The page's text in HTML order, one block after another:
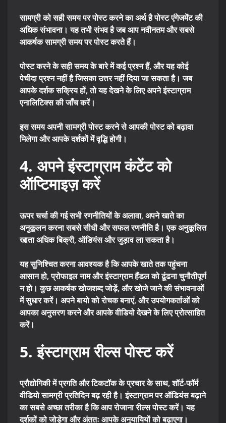
सामग्री को सही समय पर पोस्ट करने का अर्थ है पोस्ट एंगेजमेंट की
अधिक संभावना। यह तभी संभव है जब आप नवीनतम और सबसे
आकर्षक सामग्री समय पर पोस्ट करते हैं।
पोस्ट करने के सही समय के बारे में कई प्रश्न हैं, और यह कोई
पेचीदा प्रश्न नहीं है जिसका उत्तर नहीं दिया जा सकता है। जब
आपके दर्शक सक्रिय हों, तो यह देखने के लिए अपने इंस्टाग्राम
एनालिटिक्स की जाँच करें।
इस समय अपनी सामग्री पोस्ट करने से आपकी पोस्ट को बढ़ावा
मिलेगा और आपके दर्शकों में वृद्धि होगी।
4. अपने इंस्टाग्राम कंटेंट को
ऑप्टिमाइज़ करें
ऊपर चर्चा की गई सभी रणनीतियों के अलावा, अपने खाते का
अनुकूलन करना सबसे सीधी और सफल रणनीति है। एक अनुकूलित
खाता अधिक बिक्री, ऑडियंस और जुड़ाव ला सकता है।
यह सुनिश्चित करना आवश्यक है कि आपके खाते तक पहुंचना
आसान हो, प्रोफाइल नाम और इंस्टाग्राम हैंडल को ढूंढना चुनौतीपूर्ण
न हो। कुछ आकर्षक खोजशब्द जोड़ें, और खोजे जाने की संभावनाओं
में सुधार करें। अपने बायो को रोचक बनाएं, और उपयोगकर्ताओं को
आपका अनुसरण करने और आपके वीडियो देखने के लिए प्रोत्साहित
करें।
5. इंस्टाग्राम रील्स पोस्ट करें
प्रौद्योगिकी में प्रगति और टिकटॉक के प्रचार के साथ, शॉर्ट-फॉर्म
वीडियो सामग्री प्रतिदिन बढ़ रही है। इंस्टाग्राम पर ऑडियंस बढ़ाने
का सबसे अच्छा तरीका है कि आप रोजाना रील्स पोस्ट करें। यह
दर्शकों को जोड़ेगा और अंततः आपके अनुयायियों को बढ़ाएगा।